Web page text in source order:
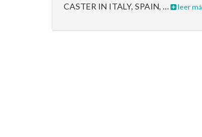
CASTER IN ITALY, SPAIN, …
leer